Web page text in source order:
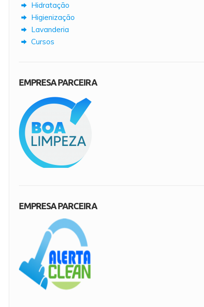
Hidratação
Higienização
Lavanderia
Cursos
EMPRESA PARCEIRA
EMPRESA PARCEIRA